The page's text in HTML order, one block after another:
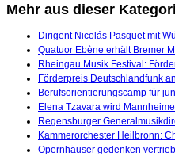
Mehr aus dieser
Dirigent Nicolás Pasquet mit
Quatuor Ebène erhält Bremer
Rheingau Musik Festival:
Förderpreis Deutschlandfunk
Berufsorientierungscamp für
Elena Tzavara wird
Regensburger
Kammerorchester Heilbronn:
Opernhäuser gedenken